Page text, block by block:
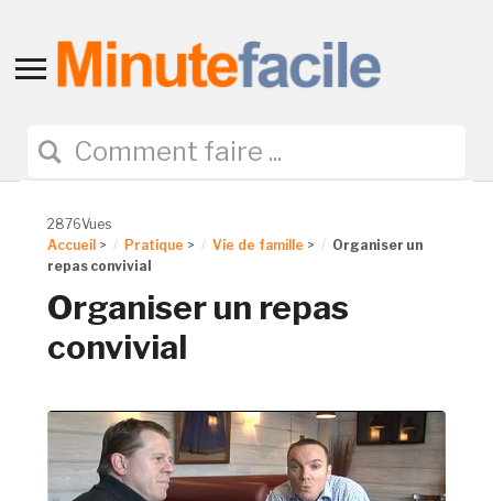
Toggle
navigation
2876Vues
Accueil > Pratique > Vie de famille >
Organiser un
repas convivial
Organiser un repas
convivial